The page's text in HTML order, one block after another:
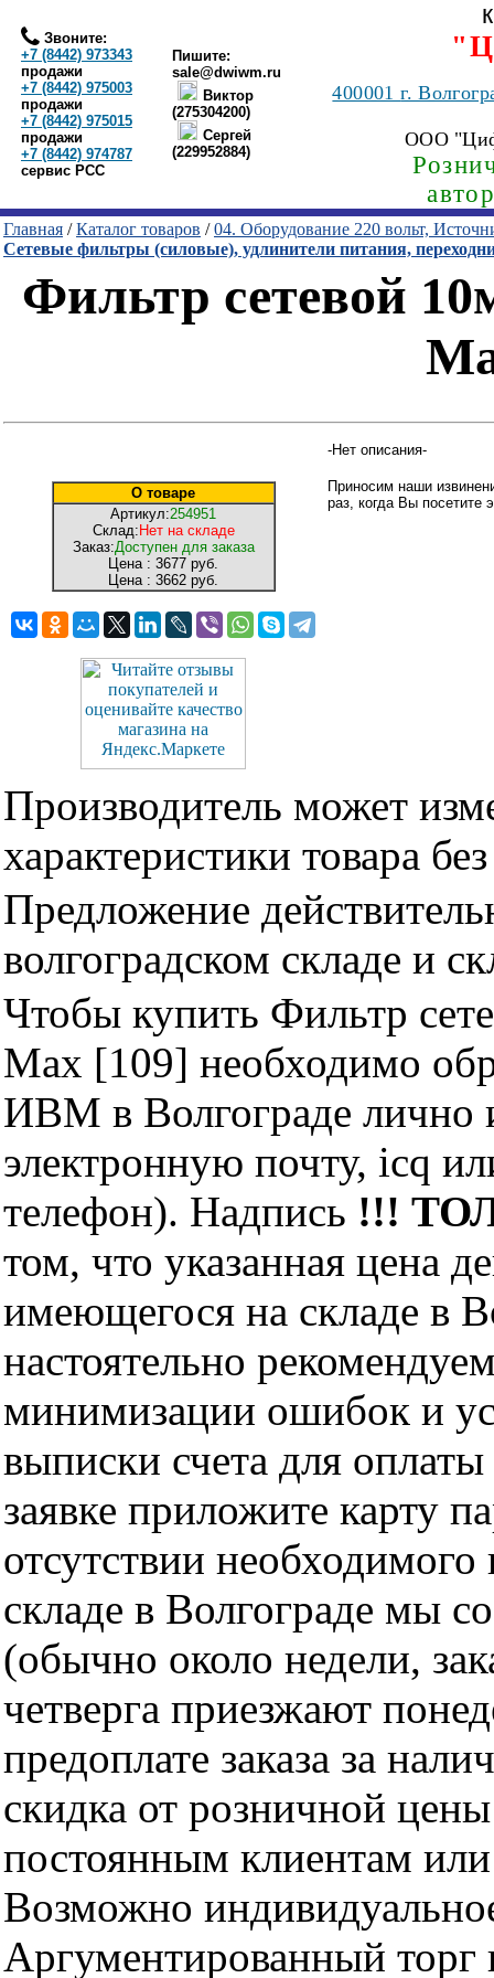
Звоните:
+7 (8442) 973343
продажи
+7 (8442) 975003
продажи
+7 (8442) 975015
продажи
+7 (8442) 974787
сервис РСС
Пишите:
sale@dwiwm.ru
Виктор
(275304200)
Сергей
(229952884)
400001г.
ООО
Главная /Каталог товаров /04. Оборудование 220 вольт,
Сетевые фильтры (силовые), удлинители питания,
Фильтр сетевой
О товаре
Артикул:254951
Склад: Нет на складе
Заказ:Доступен для заказа
Цена : 3677 руб.
Цена : 3662 руб.
-Нет описания-
Приносим наши
раз, когда Вы посетите
Производитель может
характеристики товара
Предложение
волгоградском складе и
Чтобы купить Фильтр
Max [109] необходимо
ИВМ в Волгограде лично
электронную почту, icq
телефон). Надпись !!!
том, что указанная цена
имеющегося на складе в
настоятельно
минимизации ошибок и
выписки счета для
заявке приложите карту
отсутствии
складе в Волгограде мы
(обычно около недели,
четверга приезжают
предоплате заказа за
скидка от розничной
постоянным клиентам
Возможно
Аргументированный торг